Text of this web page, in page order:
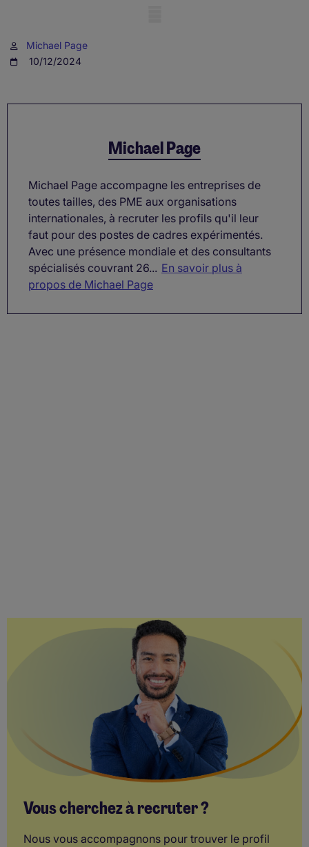
Michael Page
10/12/2024
Michael Page
Michael Page accompagne les entreprises de
toutes tailles, des PME aux organisations
internationales, à recruter les profils qu'il leur
faut pour des postes de cadres expérimentés.
Avec une présence mondiale et des consultants
spécialisés couvrant 26... En savoir plus à
propos de Michael Page
Vous cherchez à recruter ?
Nous vous accompagnons pour trouver le profil